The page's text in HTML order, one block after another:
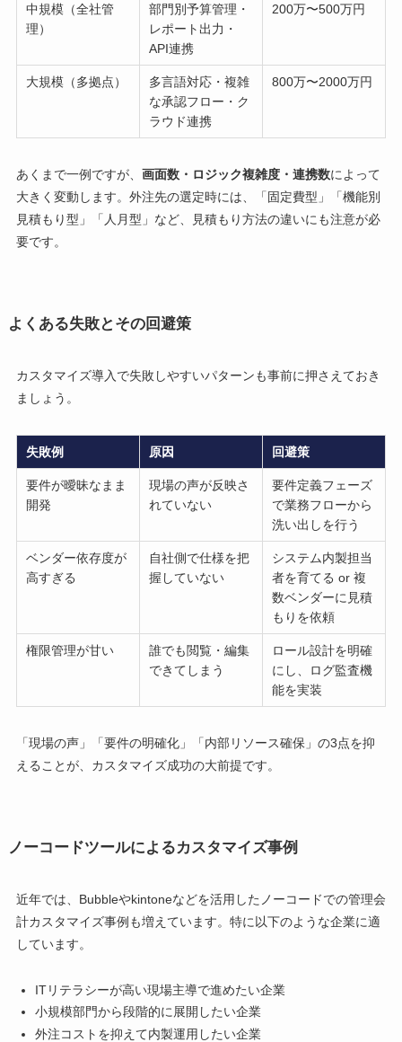
中規模（全社管
理）
部門別予算管理・
レポート出力・
API連携
200万〜500万円
大規模（多拠点）
多言語対応・複雑
な承認フロー・ク
ラウド連携
800万〜2000万円
あくまで一例ですが、 画面数・ロジック複雑度・連携数によって
大きく変動します。外注先の選定時には、「固定費型」「機能別
見積もり型」「人月型」など、見積もり方法の違いにも注意が必
要です。
よくある失敗とその回避策
カスタマイズ導入で失敗しやすいパターンも事前に押さえておき
ましょう。
失敗例 原因 回避策
要件が曖昧なまま
開発
現場の声が反映さ
れていない
要件定義フェーズ
で業務フローから
洗い出しを行う
ベンダー依存度が
高すぎる
自社側で仕様を把
握していない
システム内製担当
者を育てる or 複
数ベンダーに見積
もりを依頼
権限管理が甘い
誰でも閲覧・編集
できてしまう
ロール設計を明確
にし、ログ監査機
能を実装
「現場の声」「要件の明確化」「内部リソース確保」の3点を抑
えることが、カスタマイズ成功の大前提です。
ノーコードツールによるカスタマイズ事例
近年では、Bubbleやkintoneなどを活用したノーコードでの管理会
計カスタマイズ事例も増えています。特に以下のような企業に適
しています。
ITリテラシーが高い現場主導で進めたい企業
小規模部門から段階的に展開したい企業
外注コストを抑えて内製運用したい企業